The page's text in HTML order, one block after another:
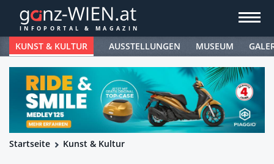
KUNST & KULTUR AUSSTELLUNGEN MUSEUM
Startseite Kunst & Kultur